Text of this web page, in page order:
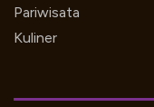
Pariwisata
Kuliner